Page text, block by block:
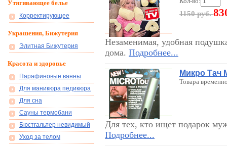
Утягивающее белье
Корректирующее
Украшения, Бижутерия
Элитная Бижутерия
Красота и здоровье
Парафиновые ванны
Для маникюра педикюра
Для сна
Сауны термобани
Бюстгальтер невидимый
Уход за телом
1150 руб.
Незаменимая, удобная
дома. Подробнее...
Микро Тач
Товара
Для тех, кто ищет подарок
Подробнее...